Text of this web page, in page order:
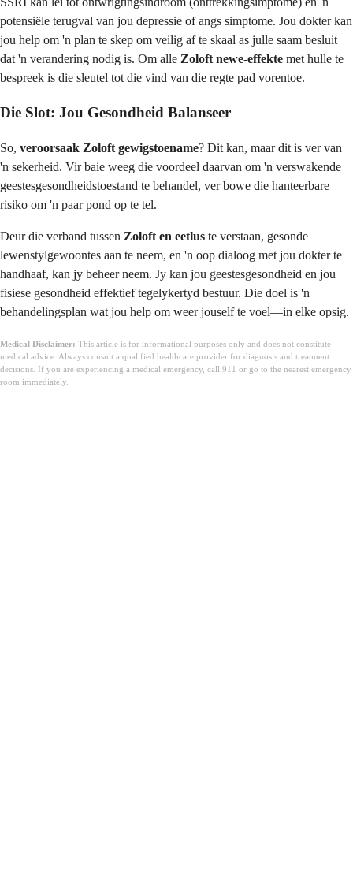
potensiële terugval van jou depressie of angs simptome. Jou dokter kan
jou help om 'n plan te skep om veilig af te skaal as julle saam besluit
dat 'n verandering nodig is. Om alle Zoloft newe-effekte met hulle te
bespreek is die sleutel tot die vind van die regte pad vorentoe.
Die Slot: Jou Gesondheid Balanseer
So, veroorsaak Zoloft gewigstoename? Dit kan, maar dit is ver van
'n sekerheid. Vir baie weeg die voordeel daarvan om 'n verswakende
geestesgesondheidstoestand te behandel, ver bowe die hanteerbare
risiko om 'n paar pond op te tel.
Deur die verband tussen Zoloft en eetlus te verstaan, gesonde
lewenstylgewoontes aan te neem, en 'n oop dialoog met jou dokter te
handhaaf, kan jy beheer neem. Jy kan jou geestesgesondheid en jou
fisiese gesondheid effektief tegelykertyd bestuur. Die doel is 'n
behandelingsplan wat jou help om weer jouself te voel—in elke opsig.
Medical Disclaimer: This article is for informational purposes only and does not constitute
medical advice. Always consult a qualified healthcare provider for diagnosis and treatment
decisions. If you are experiencing a medical emergency, call 911 or go to the nearest emergency
room immediately.